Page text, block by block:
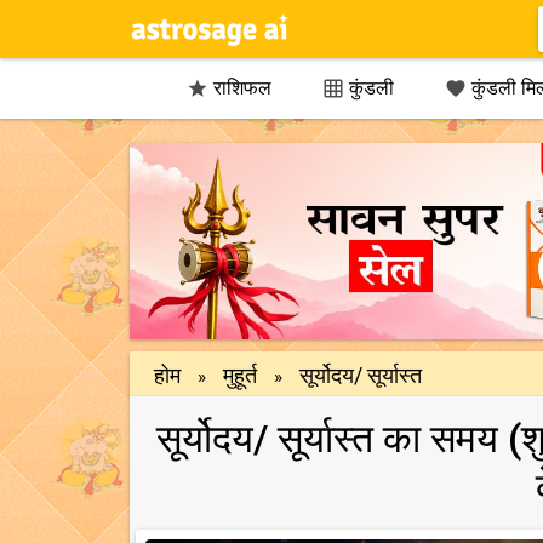
 राशिफल  कुंडली  कुंडली
होम » मुहूर्त » सूर्योदय/ सूर्यास्त
सूर्योदय/ सूर्यास्त का समय